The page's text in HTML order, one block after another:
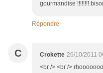
gourmandise !!!!!!!!
Répondre
C Crokette 26/10/2011
<br /> <br />